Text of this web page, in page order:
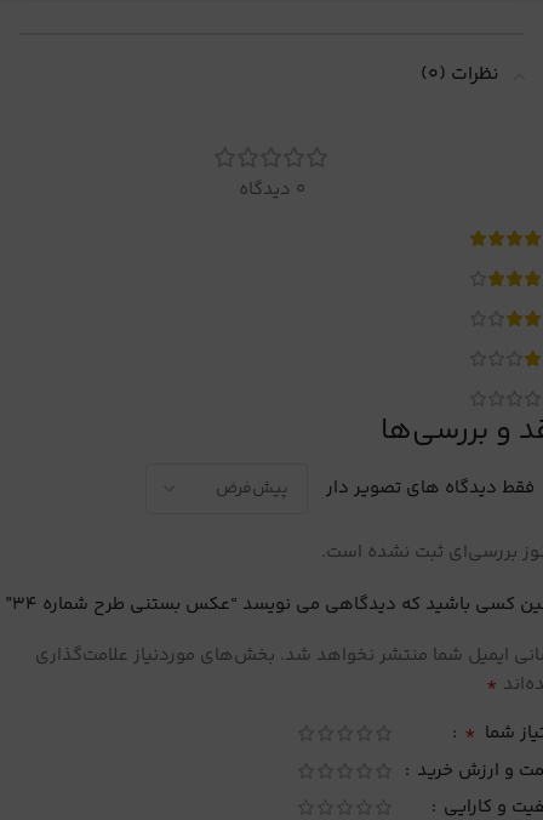
نظرات (0)
0 دیدگاه
و بررسی‌ها
فقط دیدگاه های تصویر دار
بررسی‌ای ثبت نشده است.
کسی باشید که دیدگاهی می نویسد “عکس بستنی طرح شماره 34”
ایمیل شما منتشر نخواهد شد. بخش‌های موردنیاز علامت‌گذاری
*
شما *
و ارزش خرید
و کارایی